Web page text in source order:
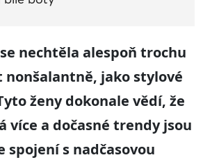
nechtěla alespoň trochu
nonšalantně, jako stylové
ženy dokonale vědí, že
více a dočasné trendy jsou
spojení s nadčasovou